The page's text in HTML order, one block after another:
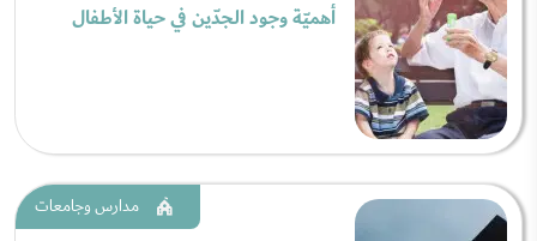
أهميّة وجود الجدّين في حياة الأطفال
مدارس وجامعات